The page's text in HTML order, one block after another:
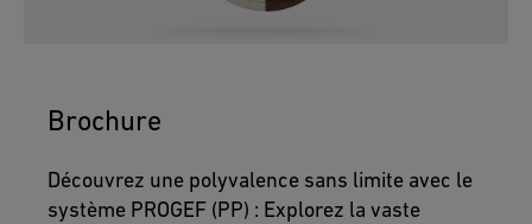
Brochure
Découvrez une polyvalence sans limite avec le
système PROGEF (PP) : Explorez la vaste